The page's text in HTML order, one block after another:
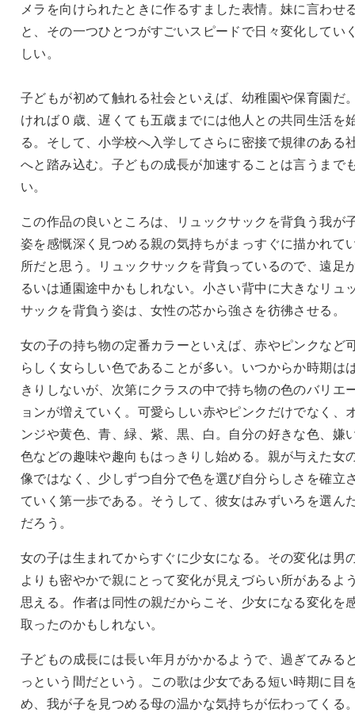
メラを向けられたときに作るすました表情。妹に言わせ
と、その一つひとつがすごいスピードで日々変化してい
しい。
子どもが初めて触れる社会といえば、幼稚園や保育園だ
ければ０歳、遅くても五歳までには他人との共同生活を
る。そして、小学校へ入学してさらに密接で規律のある
へと踏み込む。子どもの成長が加速することは言うまで
い。
この作品の良いところは、リュックサックを背負う我が
姿を感慨深く見つめる親の気持ちがまっすぐに描かれて
所だと思う。リュックサックを背負っているので、遠足
るいは通園途中かもしれない。小さい背中に大きなリュ
サックを背負う姿は、女性の芯から強さを彷彿させる。
女の子の持ち物の定番カラーといえば、赤やピンクなど
らしく女らしい色であることが多い。いつからか時期は
きりしないが、次第にクラスの中で持ち物の色のバリエ
ョンが増えていく。可愛らしい赤やピンクだけでなく、
ンジや黄色、青、緑、紫、黒、白。自分の好きな色、嫌
色などの趣味や趣向もはっきりし始める。親が与えた女
像ではなく、少しずつ自分で色を選び自分らしさを確立
ていく第一歩である。そうして、彼女はみずいろを選ん
だろう。
女の子は生まれてからすぐに少女になる。その変化は男
よりも密やかで親にとって変化が見えづらい所があるよ
思える。作者は同性の親だからこそ、少女になる変化を
取ったのかもしれない。
子どもの成長には長い年月がかかるようで、過ぎてみる
っという間だという。この歌は少女である短い時期に目
め、我が子を見つめる母の温かな気持ちが伝わってくる